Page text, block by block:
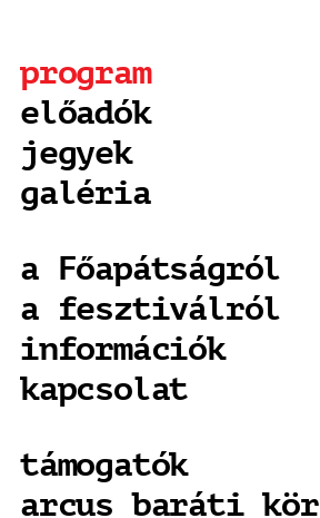
program
előadók
jegyek
galéria
a Főapátságról
a fesztiválról
információk
kapcsolat
támogatók
arcus baráti kör